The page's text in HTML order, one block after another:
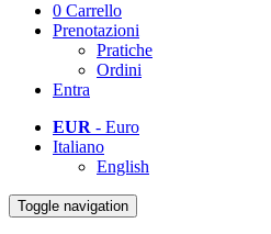
0 Carrello
Prenotazioni
Pratiche
Ordini
Entra
EUR - Euro
Italiano
English
Toggle navigation